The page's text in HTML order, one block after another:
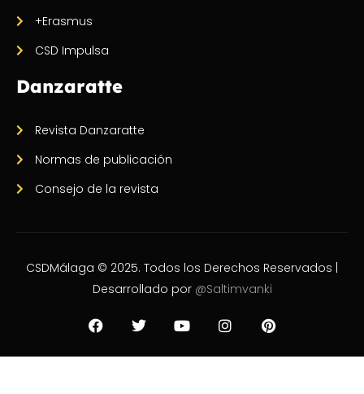
+Erasmus
CSD Impulsa
Danzaratte
Revista Danzaratte
Normas de publicación
Consejo de la revista
CSDMálaga © 2025. Todos los Derechos Reservados |
Desarrollado por @Saltimvanki